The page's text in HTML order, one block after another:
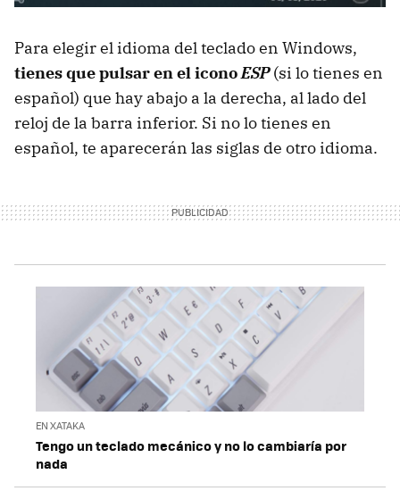
Para elegir el idioma del teclado en Windows,
tienes que pulsar en el iconoESP(si lo tienes en
español) que hay abajo a la derecha, al lado del
reloj de la barra inferior. Si no lo tienes en
español, te aparecerán las siglas de otro idioma.
EN XATAKA
Tengo un teclado mecánico y no lo cambiaría por
nada